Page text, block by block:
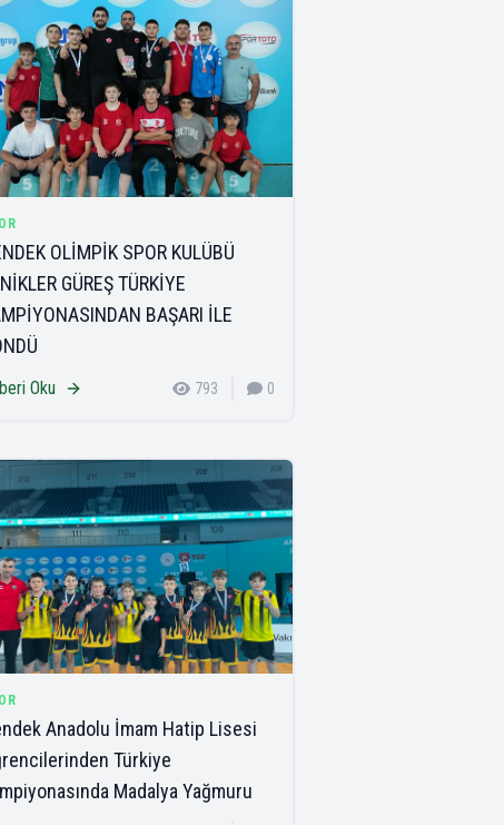
OLİMPİK SPOR KULÜBÜ
GÜREŞ TÜRKİYE
BAŞARI İLE
Oku 793 0
Anadolu İmam Hatip Lisesi
Türkiye
Madalya Yağmuru